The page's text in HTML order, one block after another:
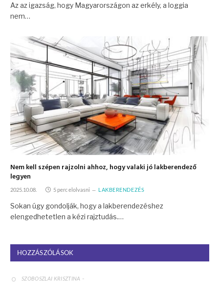
Az az igazság, hogy Magyarországon az erkély, a loggia
nem…
Nem kell szépen rajzolni ahhoz, hogy valaki jó lakberendező
legyen
2025.10.08. 5 perc elolvasni LAKBERENDEZÉS
Sokan úgy gondolják, hogy a lakberendezéshez
elengedhetetlen a kézi rajztudás.…
HOZZÁSZÓLÁSOK
SZOBOSZLAI KRISZTINA -